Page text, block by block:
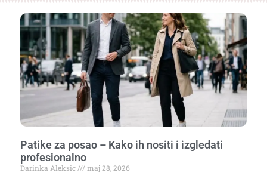
Patike za posao – Kako ih nositi i izgledati
profesionalno
Darinka Aleksic maj 28, 2026